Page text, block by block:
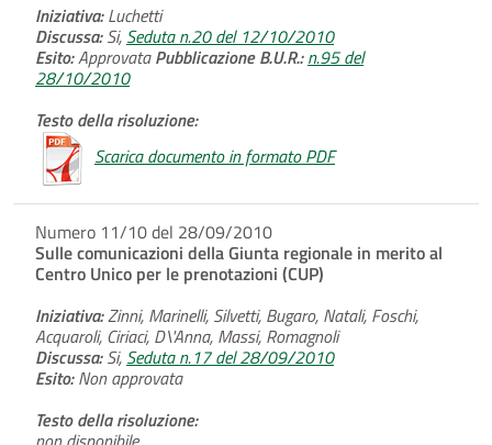
Iniziativa:Luchetti
Discussa:Si, Seduta n.20 del 12/10/2010
Esito:ApprovataPubblicazione B.U.R.: n.95 del
28/10/2010
Testo della risoluzione:
Scarica documento in formato PDF
Numero 11/10 del 28/09/2010
Sulle comunicazioni della Giunta regionale in merito al
Centro Unico per le prenotazioni (CUP)
Iniziativa:Zinni, Marinelli, Silvetti, Bugaro, Natali, Foschi,
Acquaroli, Ciriaci, D\'Anna, Massi, Romagnoli
Discussa:Si, Seduta n.17 del 28/09/2010
Esito:Non approvata
Testo della risoluzione: